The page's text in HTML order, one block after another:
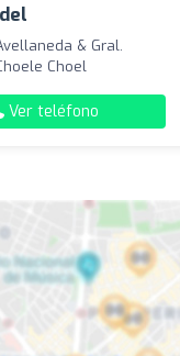
& Gral.
Choel
Ver teléfono